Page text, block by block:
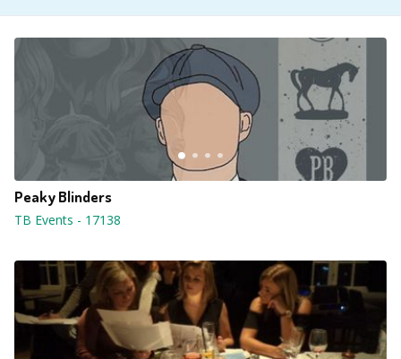
Peaky Blinders
TB Events - 17138